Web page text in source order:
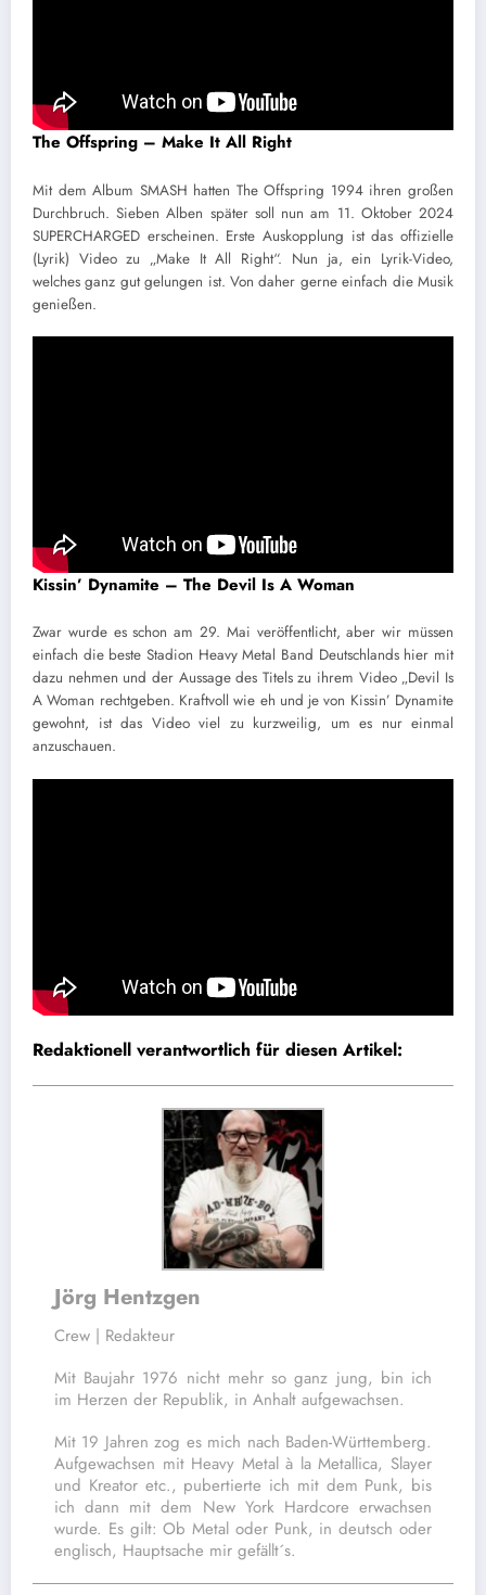
The Offspring – Make It All Right
Mit dem Album SMASH hatten The Offspring 1994 ihren großen
Durchbruch. Sieben Alben später soll nun am 11. Oktober 2024
SUPERCHARGED erscheinen. Erste Auskopplung ist das offizielle
(Lyrik) Video zu „Make It All Right“. Nun ja, ein Lyrik-Video,
welches ganz gut gelungen ist. Von daher gerne einfach die Musik
genießen.
Kissin’ Dynamite – The Devil Is A Woman
Zwar wurde es schon am 29. Mai veröffentlicht, aber wir müssen
einfach die beste Stadion Heavy Metal Band Deutschlands hier mit
dazu nehmen und der Aussage des Titels zu ihrem Video „Devil Is
A Woman rechtgeben. Kraftvoll wie eh und je von Kissin’ Dynamite
gewohnt, ist das Video viel zu kurzweilig, um es nur einmal
anzuschauen.
Redaktionell verantwortlich für diesen Artikel:
Jörg Hentzgen
Crew | Redakteur
Mit Baujahr 1976 nicht mehr so ganz jung, bin ich
im Herzen der Republik, in Anhalt aufgewachsen.
Mit 19 Jahren zog es mich nach Baden-Württemberg.
Aufgewachsen mit Heavy Metal à la Metallica, Slayer
und Kreator etc., pubertierte ich mit dem Punk, bis
ich dann mit dem New York Hardcore erwachsen
wurde. Es gilt: Ob Metal oder Punk, in deutsch oder
englisch, Hauptsache mir gefällt´s.